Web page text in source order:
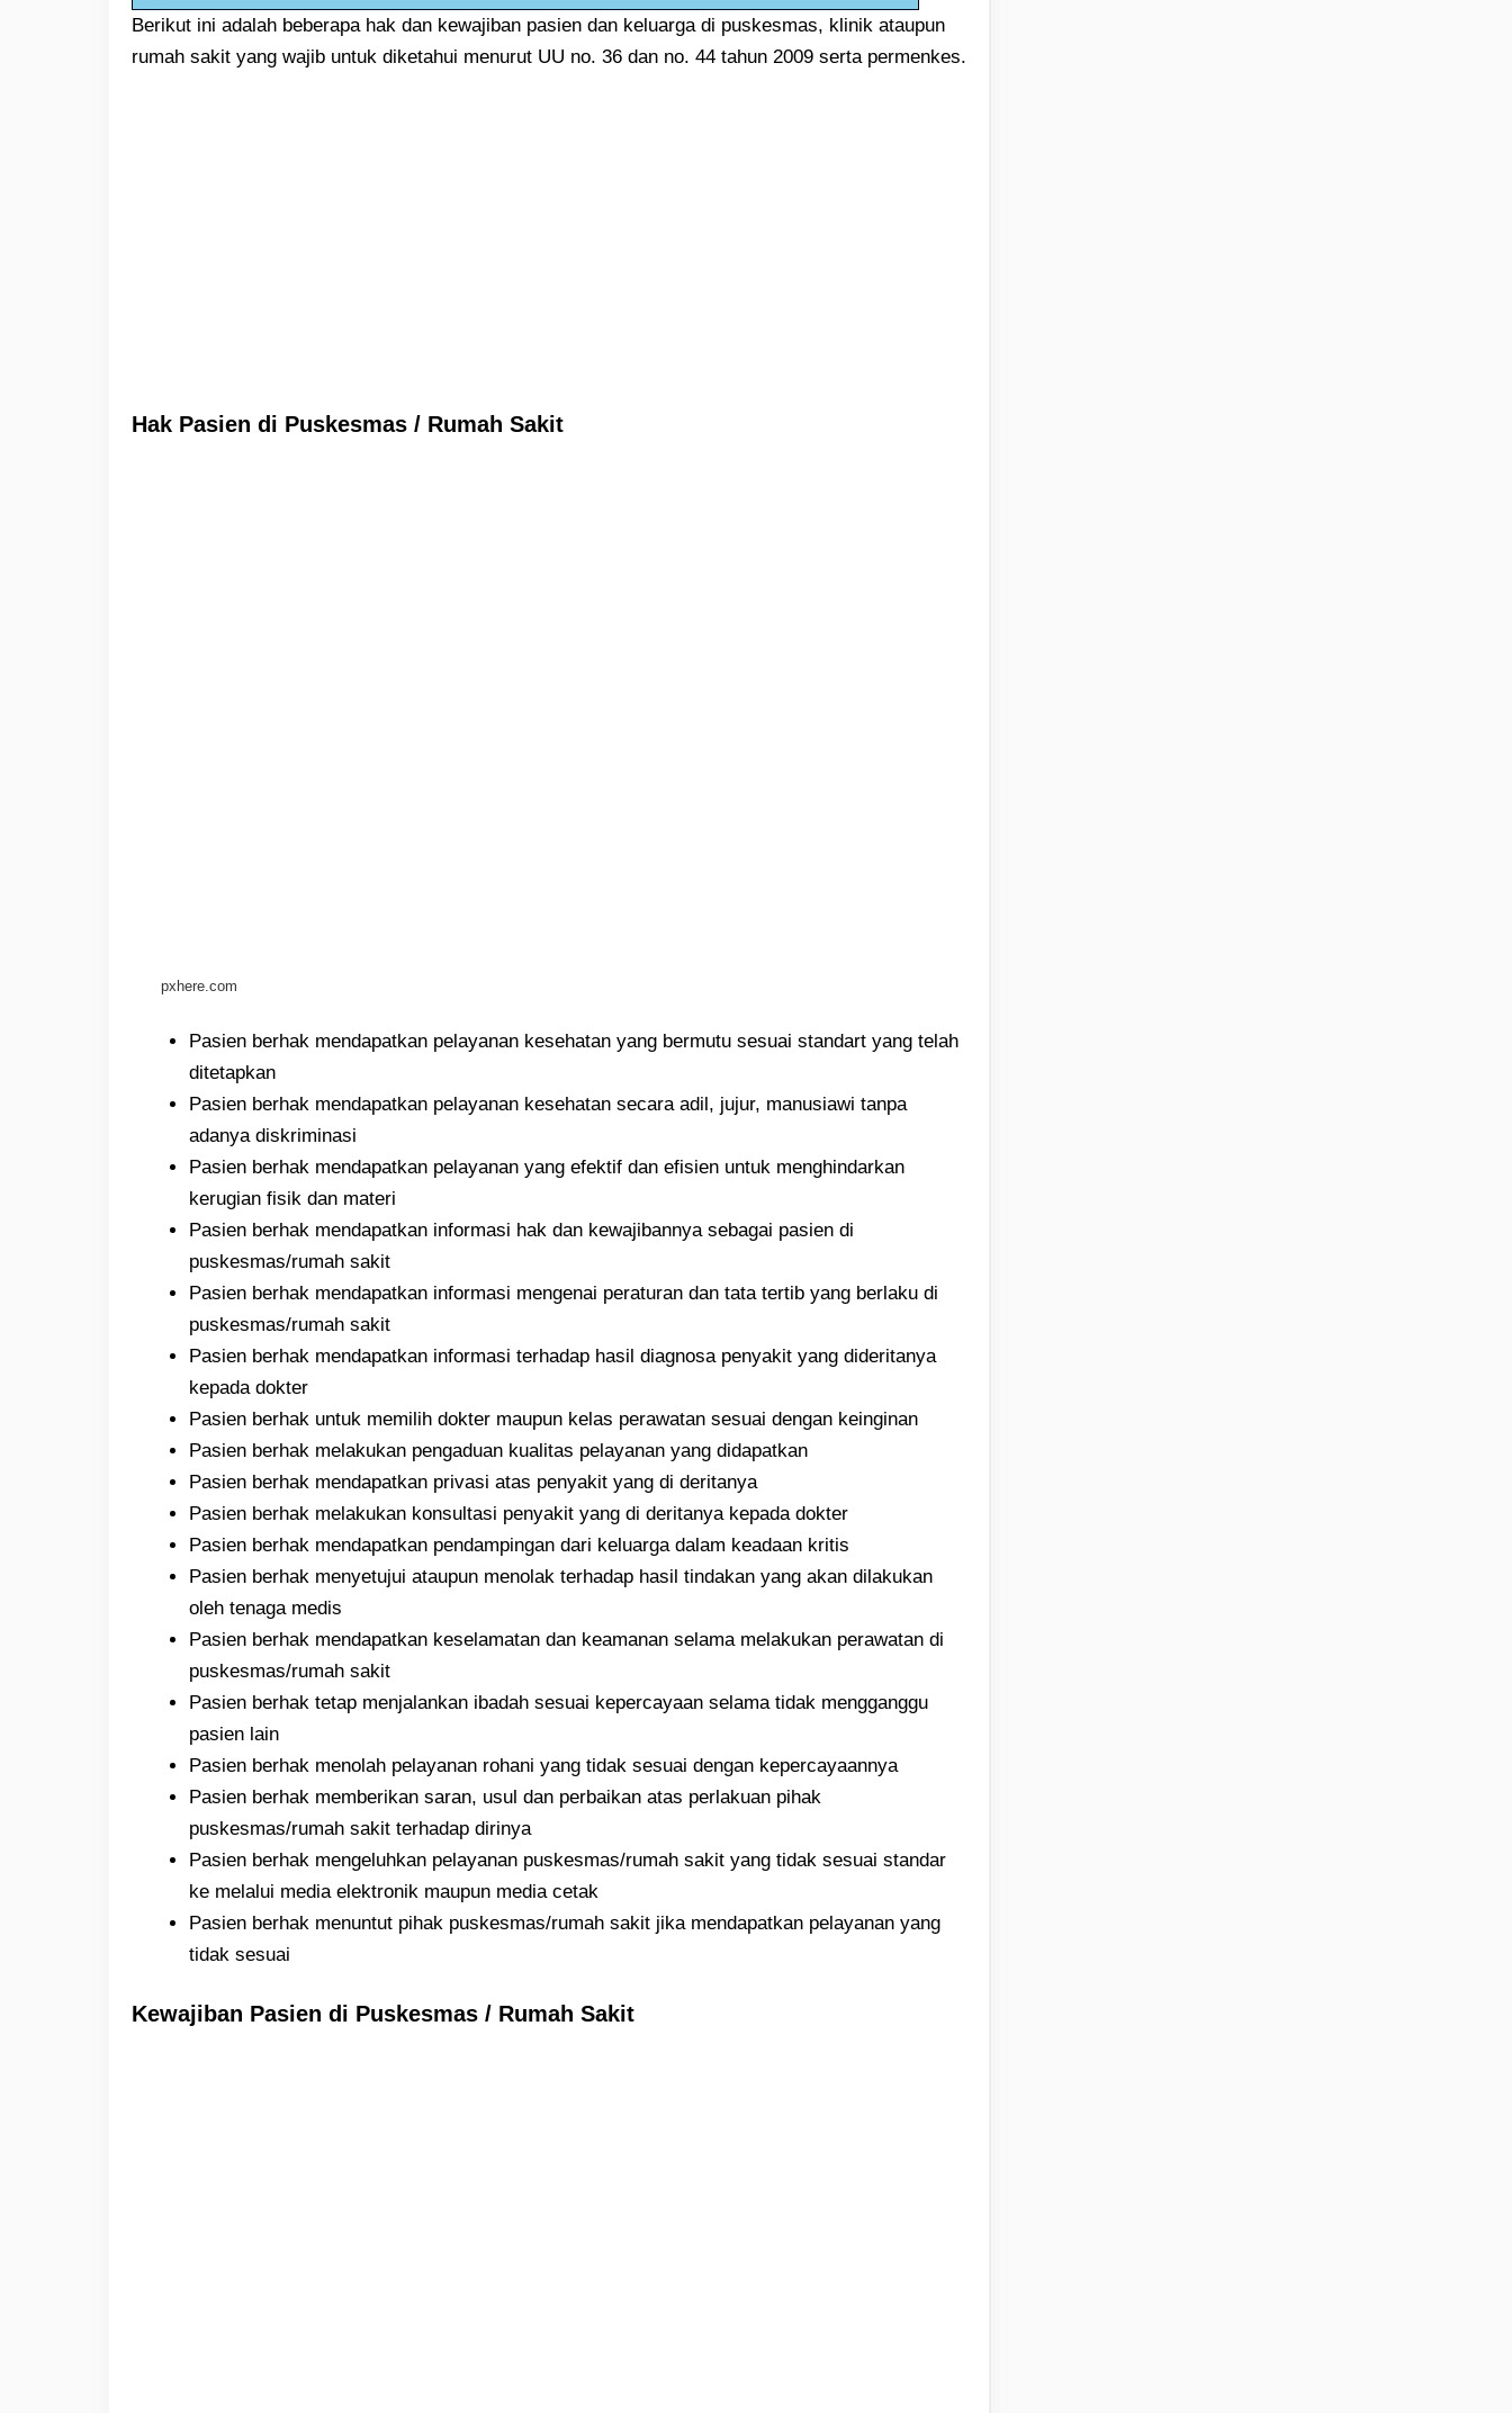
Berikut ini adalah beberapa hak dan kewajiban pasien dan keluarga di puskesmas, klinik ataupun
rumah sakit yang wajib untuk diketahui menurut UU no. 36 dan no. 44 tahun 2009 serta permenkes.
Hak Pasien di Puskesmas / Rumah Sakit
pxhere.com
Pasien berhak mendapatkan pelayanan kesehatan yang bermutu sesuai standart yang telah
ditetapkan
Pasien berhak mendapatkan pelayanan kesehatan secara adil, jujur, manusiawi tanpa
adanya diskriminasi
Pasien berhak mendapatkan pelayanan yang efektif dan efisien untuk menghindarkan
kerugian fisik dan materi
Pasien berhak mendapatkan informasi hak dan kewajibannya sebagai pasien di
puskesmas/rumah sakit
Pasien berhak mendapatkan informasi mengenai peraturan dan tata tertib yang berlaku di
puskesmas/rumah sakit
Pasien berhak mendapatkan informasi terhadap hasil diagnosa penyakit yang dideritanya
kepada dokter
Pasien berhak untuk memilih dokter maupun kelas perawatan sesuai dengan keinginan
Pasien berhak melakukan pengaduan kualitas pelayanan yang didapatkan
Pasien berhak mendapatkan privasi atas penyakit yang di deritanya
Pasien berhak melakukan konsultasi penyakit yang di deritanya kepada dokter
Pasien berhak mendapatkan pendampingan dari keluarga dalam keadaan kritis
Pasien berhak menyetujui ataupun menolak terhadap hasil tindakan yang akan dilakukan
oleh tenaga medis
Pasien berhak mendapatkan keselamatan dan keamanan selama melakukan perawatan di
puskesmas/rumah sakit
Pasien berhak tetap menjalankan ibadah sesuai kepercayaan selama tidak mengganggu
pasien lain
Pasien berhak menolah pelayanan rohani yang tidak sesuai dengan kepercayaannya
Pasien berhak memberikan saran, usul dan perbaikan atas perlakuan pihak
puskesmas/rumah sakit terhadap dirinya
Pasien berhak mengeluhkan pelayanan puskesmas/rumah sakit yang tidak sesuai standar
ke melalui media elektronik maupun media cetak
Pasien berhak menuntut pihak puskesmas/rumah sakit jika mendapatkan pelayanan yang
tidak sesuai
Kewajiban Pasien di Puskesmas / Rumah Sakit